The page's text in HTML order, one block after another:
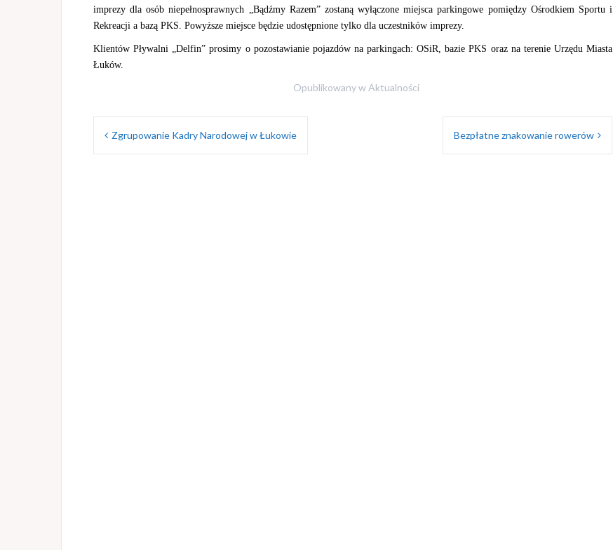
imprezy dla osób niepełnosprawnych „Bądźmy Razem” zostaną wyłączone miejsca parkingowe pomiędzy Ośrodkiem Sportu i
Rekreacji a bazą PKS. Powyższe miejsce będzie udostępnione tylko dla uczestników imprezy.
Klientów Pływalni „Delfin” prosimy o pozostawianie pojazdów na parkingach: OSiR, bazie PKS oraz na terenie Urzędu Miasta
Łuków.
Opublikowany wAktualności
Nawigacja
wpisu
Zgrupowanie Kadry Narodowej w Łukowie Bezpłatne znakowanie rowerów